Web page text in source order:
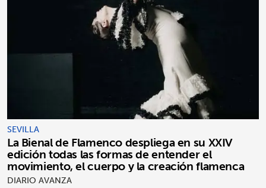
SEVILLA
La Bienal de Flamenco despliega en su XXIV
edición todas las formas de entender el
movimiento, el cuerpo y la creación flamenca
DIARIO AVANZA